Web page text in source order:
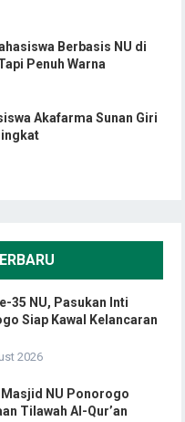
Berbasis NU di
Penuh Warna
Akafarma Sunan Giri
35 NU, Pasukan Inti
Siap Kawal Kelancaran
2026
NU Ponorogo
Tilawah Al-Qur’an